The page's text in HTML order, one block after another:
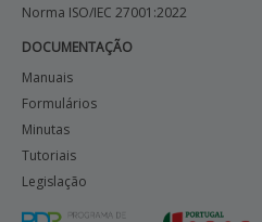
Norma ISO/IEC 27001:2022
DOCUMENTAÇÃO
Manuais
Formulários
Minutas
Tutoriais
Legislação